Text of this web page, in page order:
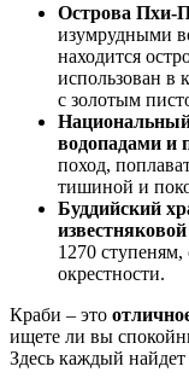
Острова Пхи-
изумрудными
находится
использован в
с золотым
водопадами и
поход,
тишиной и
Буддийский
1270
окрестности.
Краби – это
ищете ли вы
Здесь каждый найдет